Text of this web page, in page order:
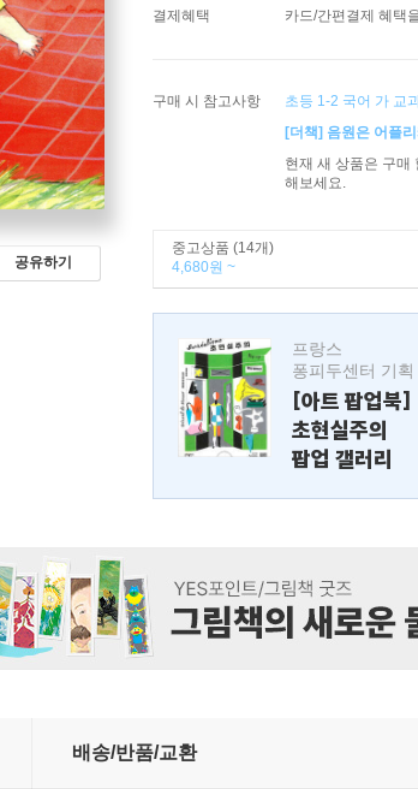
공유하기
결제혜택 카드/간편결제 혜택
구매 시 참고사항
초등 1-2 국어 가 교
[더책] 음원은 어플
현재 새 상품은 구매
해보세요.
중고상품 (14개)
4,680원 ~
프랑스
퐁피두센터 기획
[아트 팝업북]
초현실주의
팝업 갤러리
배송/반품/교환